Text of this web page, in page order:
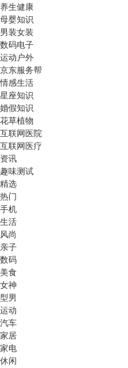
养生健康
母婴知识
男装女装
数码电子
运动户外
京东服务帮
情感生活
星座知识
婚假知识
花草植物
互联网医院
互联网医疗
资讯
趣味测试
精选
热门
手机
生活
风尚
亲子
数码
美食
女神
型男
运动
汽车
家居
家电
休闲